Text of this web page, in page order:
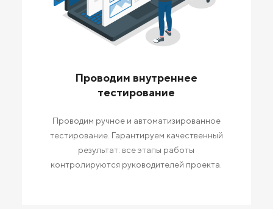
Проводим внутреннее
тестирование
Проводим ручное и автоматизированное
тестирование. Гарантируем качественный
результат: все этапы работы
контролируются руководителей проекта.